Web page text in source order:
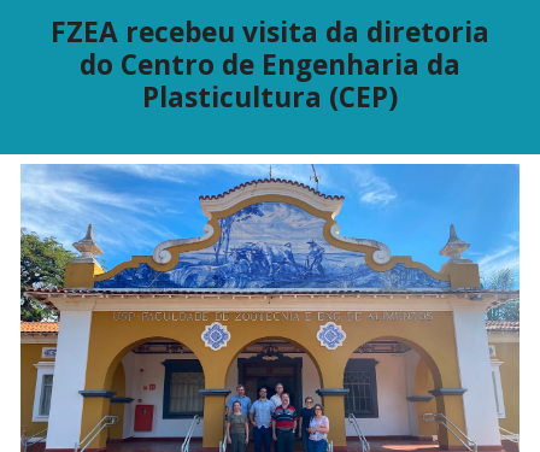
FZEA recebeu visita da diretoria
do Centro de Engenharia da
Plasticultura (CEP)